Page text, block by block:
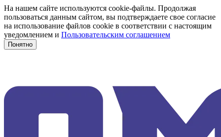
На нашем сайте используются cookie-файлы. Продолжая
пользоваться данным сайтом, вы подтверждаете свое согласие
на использование файлов cookie в соответствии с настоящим
уведомлением и Пользовательским соглашением
Понятно